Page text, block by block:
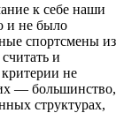
к себе наши
и не было
спортсмены из
и
не
— большинство,
структурах,